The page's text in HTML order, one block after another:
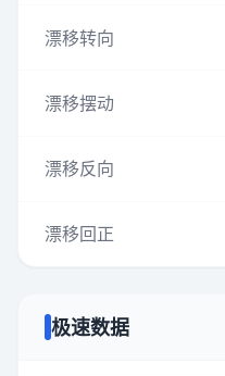
漂移转向
漂移摆动
漂移反向
漂移回正
极速数据